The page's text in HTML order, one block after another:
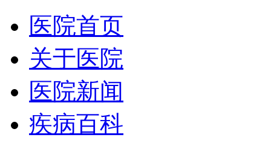
医院首页
关于医院
医院新闻
疾病百科